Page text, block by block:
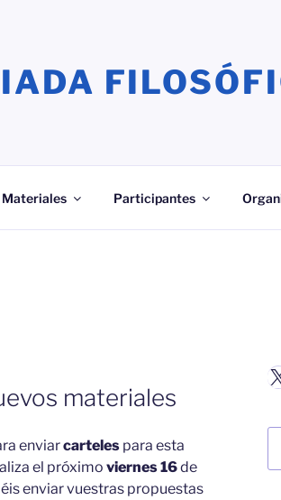
Materiales Participantes
materiales
enviarcarteles para esta
el próximoviernes 16de
enviar vuestras propuestas
X